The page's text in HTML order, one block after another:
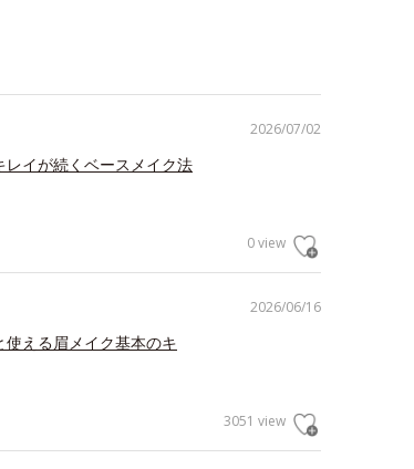
2026/07/02
イが続くベースメイク法
0 view
2026/06/16
える眉メイク基本のキ
3051 view